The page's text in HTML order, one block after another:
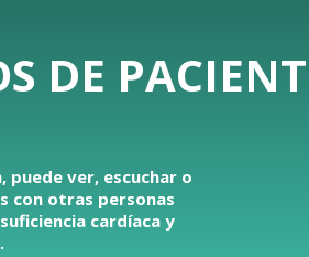
DE
puede ver, escuchar o
con otras personas
cardíaca y